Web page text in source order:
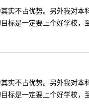
实不占优势。另外我对本
标是一定要上个好学校，
实不占优势。另外我对本
标是一定要上个好学校，